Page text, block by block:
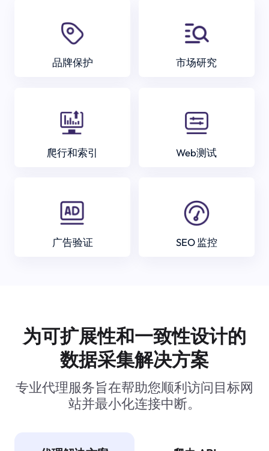
品牌保护 市场研究
爬行和索引 Web测试
广告验证 SEO 监控
为可扩展性和一致性设计的
数据采集解决方案
专业代理服务旨在帮助您顺利访问目标网
站并最小化连接中断。